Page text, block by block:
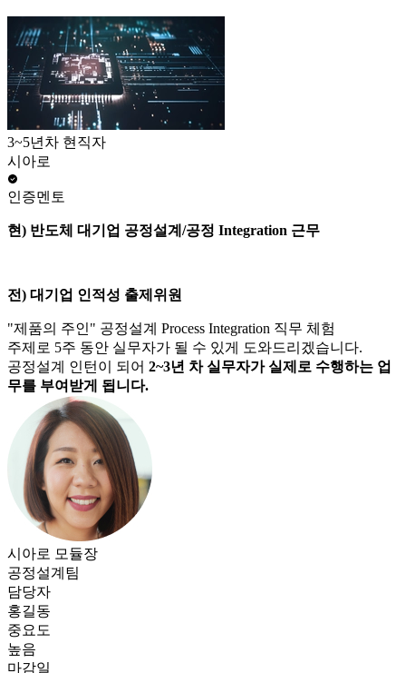
3~5년차 현직자
시아로
인증멘토
현) 반도체 대기업 공정설계/공정 Integration 근무
전) 대기업 인적성 출제위원
"제품의 주인" 공정설계 Process Integration 직무 체험
주제로 5주 동안 실무자가 될 수 있게 도와드리겠습니다.
공정설계 인턴이 되어 2~3년 차 실무자가 실제로 수행하는 업
무를 부여받게 됩니다.
시아로 모듈장
공정설계 팀
담당자
홍길동
중요도
높음
마감일